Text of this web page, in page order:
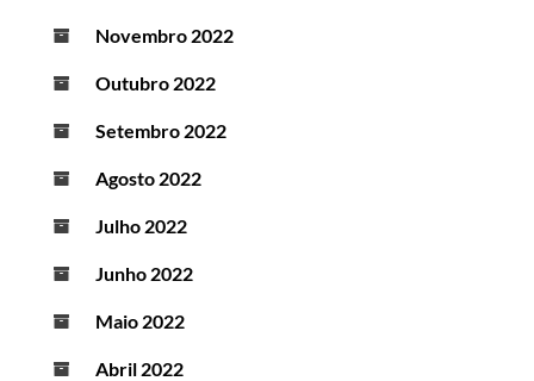
Novembro 2022
Outubro 2022
Setembro 2022
Agosto 2022
Julho 2022
Junho 2022
Maio 2022
Abril 2022